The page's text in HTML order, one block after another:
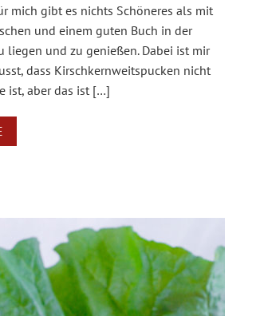
mich gibt es nichts Schöneres als mit
und einem guten Buch in der
liegen und zu genießen. Dabei ist mir
dass Kirschkernweitspucken nicht
ist, aber das ist […]